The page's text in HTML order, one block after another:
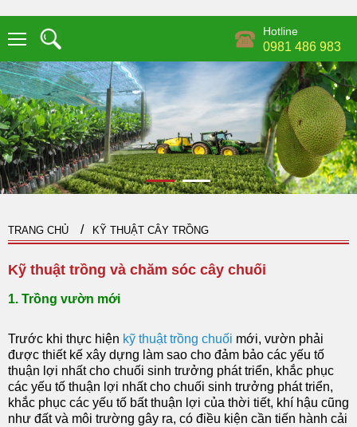
Hotline
0981 486 983
TRANG CHỦ KỸ THUẬT CÂY TRỒNG
Kỹ thuật trồng và chăm sóc cây chuối
1. Trồng vườn mới
Trước khi thực hiện kỹ thuật trồng chuối mới, vườn phải
được thiết kế xây dựng làm sao cho đảm bảo các yếu tố
thuận lợi nhất cho chuối sinh trưởng phát triển, khắc phục
các yếu tố thuận lợi nhất cho chuối sinh trưởng phát triển,
khắc phục các yếu tố bất thuận lợi của thời tiết, khí hậu cũng
như đất và môi trường gây ra, có điều kiện cần tiến hành cải